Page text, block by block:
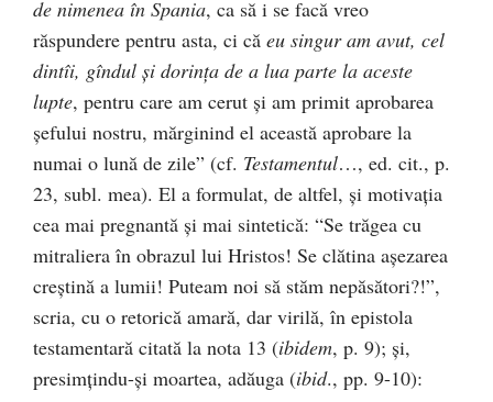
de nimenea în Spania, ca să i se facă vreo
răspundere pentru asta, ci că eu singur am avut, cel
dintîi, gîndul şi dorinţa de a lua parte la aceste
lupte, pentru care am cerut şi am primit aprobarea
şefului nostru, mărginind el această aprobare la
numai o lună de zile” (cf. Testamentul…, ed. cit., p.
23, subl. mea). El a formulat, de altfel, şi motivaţia
cea mai pregnantă şi mai sintetică: “Se trăgea cu
mitraliera în obrazul lui Hristos! Se clătina aşezarea
creştină a lumii! Puteam noi să stăm nepăsători?!”,
scria, cu o retorică amară, dar virilă, în epistola
testamentară citată la nota 13 (ibidem, p. 9); şi,
presimţindu-şi moartea, adăuga (ibid., pp. 9-10):